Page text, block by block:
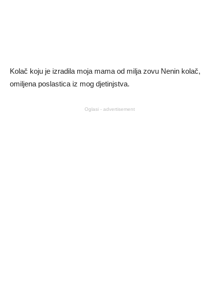
Kolač koju je izradila moja mama od milja zovu Nenin kolač,
omiljena poslastica iz mog djetinjstva.
Oglasi - advertisement